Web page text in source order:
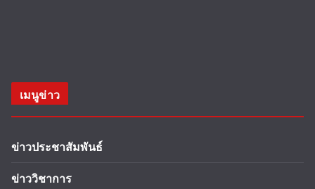
เมนูข่าว
ข่าวประชาสัมพันธ์
ข่าววิชาการ